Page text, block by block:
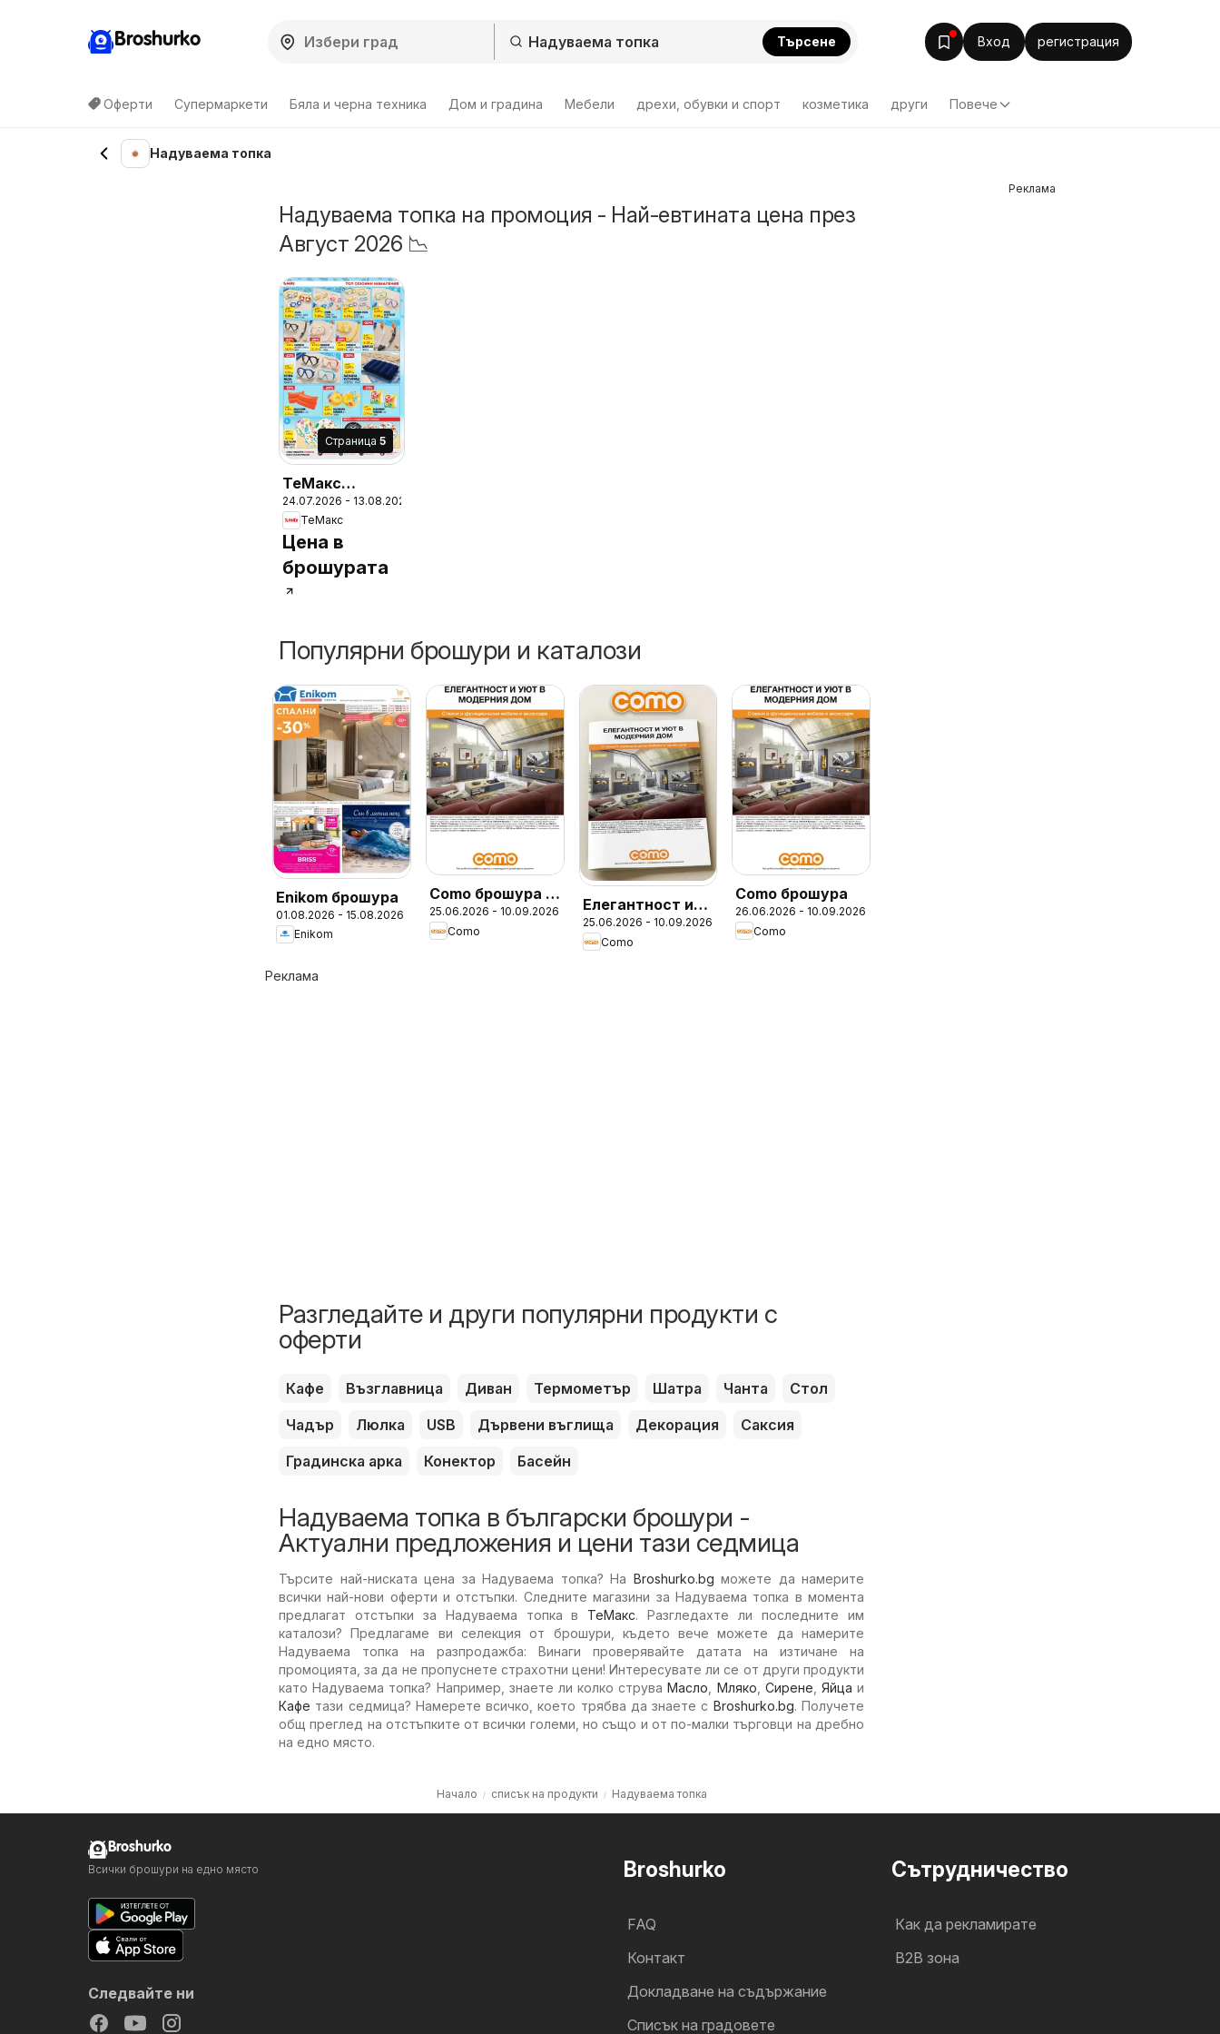
Broshurko Търсене Вход регистрация
Оферти Супермаркети Бяла и черна техника Дом и градина Мебели дрехи, обувки и спорт козметика други Повече
Надуваема топка
Надуваема топка на промоция - Най-евтината цена през
Август 2026 📉
Cтраница 5
ТеMакс
брошура
24.07.2026 - 13.08.2026
ТеMакс
Цена в
брошурата
Популярни брошури и каталози
Enikom брошура
01.08.2026 - 15.08.2026
Enikom
Como брошура -
Елегантност и
уют в модерния
25.06.2026 - 10.09.2026
Como
Елегантност и
уют в модерния
дом с COMO
25.06.2026 - 10.09.2026
Como
Como брошура
26.06.2026 - 10.09.2026
Como
Реклама
Разгледайте и други популярни продукти с
оферти
Кафе Възглавница Диван Термометър Шатра Чанта
Стол
Чадър
Люлка USB Дървени въглища Декорация
Саксия
Градинска арка
Конектор Басейн
Надуваема топка в български брошури -
Актуални предложения и цени тази седмица
Търсите най-ниската цена за Надуваема топка? На Broshurko.bg можете да намерите
всички най-нови оферти и отстъпки. Следните магазини за Надуваема топка в момента
предлагат отстъпки за Надуваема топка в ТеMакс. Разгледахте ли последните им
каталози? Предлагаме ви селекция от брошури, където вече можете да намерите
Надуваема топка на разпродажба: Винаги проверявайте датата на изтичане на
промоцията, за да не пропуснете страхотни цени! Интересувате ли се от други продукти
като Надуваема топка? Например, знаете ли колко струваМасло, Мляко, Сирене, Яйца и
Кафе тази седмица? Намерете всичко, което трябва да знаете с Broshurko.bg. Получете
общ преглед на отстъпките от всички големи, но също и от по-малки търговци на дребно
на едно място.
Начало списък на продукти Надуваема топка
Реклама
Broshurko
FAQ
Контакт
Докладване на съдържание
Cписък на градовете
Cътрудничество
Как да рекламирате
B2B зона
Broshurko
Всички брошури на едно място
Следвайте ни